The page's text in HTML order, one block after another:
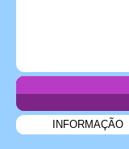
INFORMAÇÃO